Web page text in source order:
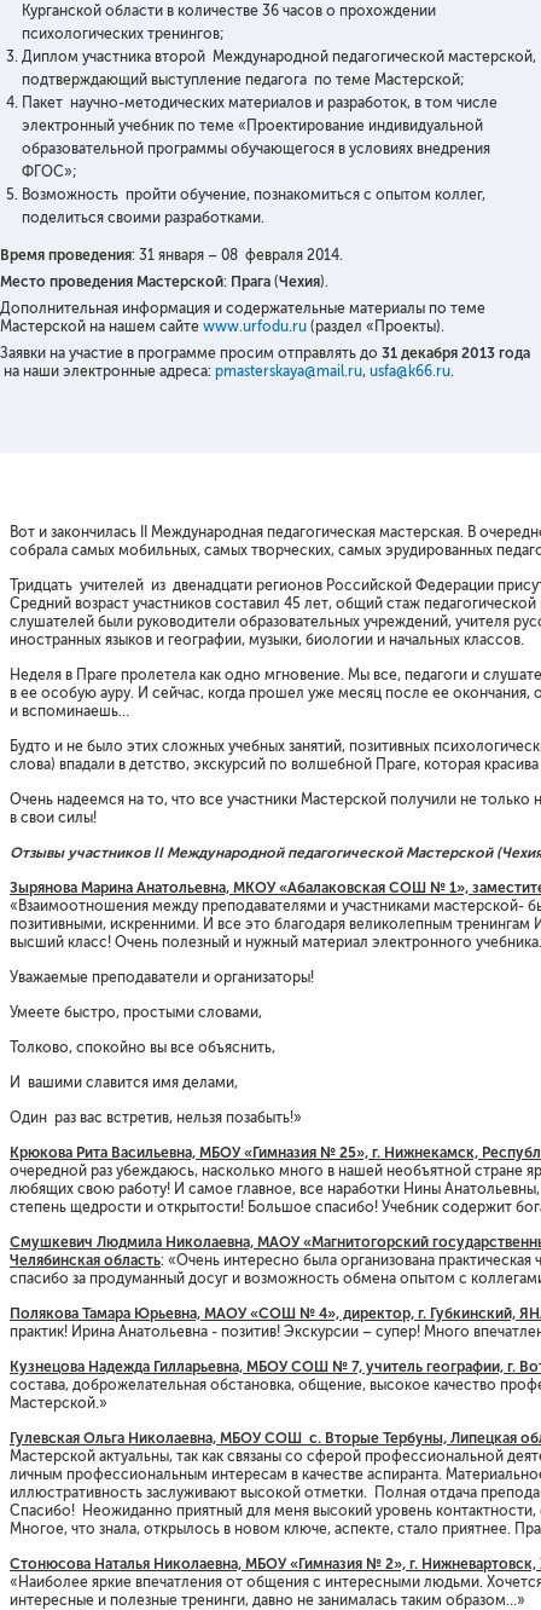
Курганской области в количестве 36 часов о прохождении
психологических тренингов;
Диплом участника второй Международной педагогической мастерской,
подтверждающий выступление педагога по теме Мастерской;
Пакет научно-методических материалов и разработок, в том числе
электронный учебник по теме «Проектирование индивидуальной
образовательной программы обучающегося в условиях внедрения
ФГОС»;
Возможность пройти обучение, познакомиться с опытом коллег,
поделиться своими разработками.
Время проведения: 31 января – 08 февраля 2014.
Место проведения Мастерской: Прага (Чехия).
Дополнительная информация и содержательные материалы по теме
Мастерской на нашем сайте www.urfodu.ru (раздел «Проекты).
Заявки на участие в программе просим отправлять до 31 декабря 2013 года
на наши электронные адреса: pmasterskaya@mail.ru, usfa@k66.ru.
Вот и закончилась II Международная педагогическая мастерская. В
собрала самых мобильных, самых творческих, самых эрудированных
Тридцать учителей из двенадцати регионов Российской Федерации
Средний возраст участников составил 45 лет, общий стаж
слушателей были руководители образовательных учреждений, учителя
иностранных языков и географии, музыки, биологии и начальных классов.
Неделя в Праге пролетела как одно мгновение. Мы все, педагоги и
в ее особую ауру. И сейчас, когда прошел уже месяц после ее
и вспоминаешь…
Будто и не было этих сложных учебных занятий, позитивных
слова) впадали в детство, экскурсий по волшебной Праге, которая
Очень надеемся на то, что все участники Мастерской получили не только
в свои силы!
Отзывы участников II Международной педагогической Мастерской
Зырянова Марина Анатольевна, МКОУ «Абалаковская СОШ № 1»,
«Взаимоотношения между преподавателями и участниками мастерской-
позитивными, искренними. И все это благодаря великолепным
высший класс! Очень полезный и нужный материал электронного учебника.
Уважаемые преподаватели и организаторы!
Умеете быстро, простыми словами,
Толково, спокойно вы все объяснить,
И вашими славится имя делами,
Один раз вас встретив, нельзя позабыть!»
Крюкова Рита Васильевна, МБОУ «Гимназия № 25», г. Нижнекамск,
очередной раз убеждаюсь, насколько много в нашей необъятной стране
любящих свою работу! И самое главное, все наработки Нины
степень щедрости и открытости! Большое спасибо! Учебник содержит
Смушкевич Людмила Николаевна, МАОУ «Магнитогорский
Челябинская область: «Очень интересно была организована
спасибо за продуманный досуг и возможность обмена опытом с
Полякова Тамара Юрьевна, МАОУ «СОШ № 4», директор, г. Губкинский,
практик! Ирина Анатольевна - позитив! Экскурсии – супер! Много
Кузнецова Надежда Гилларьевна, МБОУ СОШ № 7, учитель географии, г.
состава, доброжелательная обстановка, общение, высокое качество
Мастерской.»
Гулевская Ольга Николаевна, МБОУ СОШ с. Вторые Тербуны, Липецкая
Мастерской актуальны, так как связаны со сферой профессиональной
личным профессиональным интересам в качестве аспиранта.
иллюстративность заслуживают высокой отметки. Полная отдача
Спасибо! Неожиданно приятный для меня высокий уровень
Многое, что знала, открылось в новом ключе, аспекте, стало приятнее.
Стонюсова Наталья Николаевна, МБОУ «Гимназия № 2», г.
«Наиболее яркие впечатления от общения с интересными людьми.
интересные и полезные тренинги, давно не занималась таким образом…»